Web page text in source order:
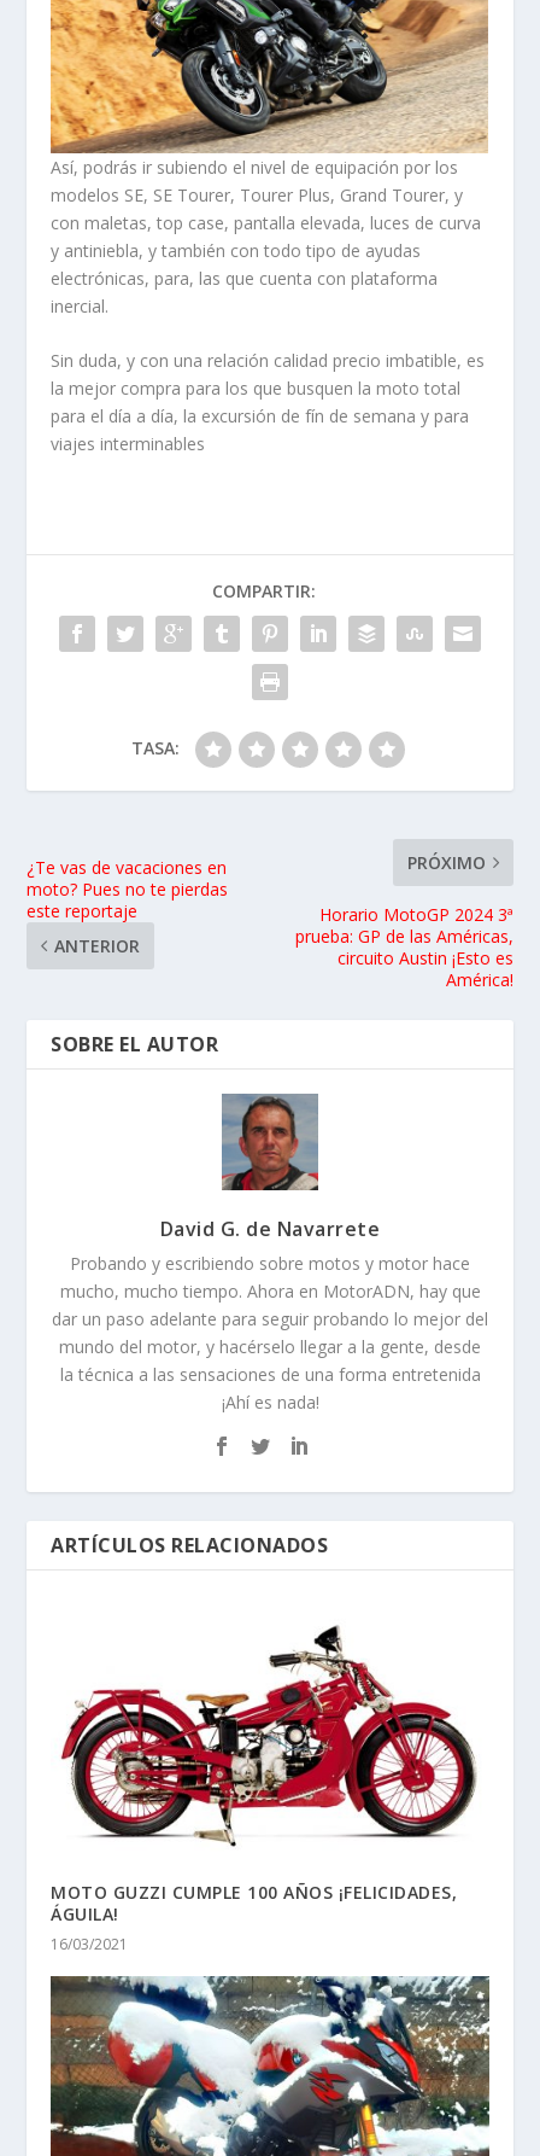
Así, podrás ir subiendo el nivel de equipación por los
modelos SE, SE Tourer, Tourer Plus, Grand Tourer, y
con maletas, top case, pantalla elevada, luces de curva
y antiniebla, y también con todo tipo de ayudas
electrónicas, para, las que cuenta con plataforma
inercial.
Sin duda, y con una relación calidad precio imbatible, es
la mejor compra para los que busquen la moto total
para el día a día, la excursión de fín de semana y para
viajes interminables
COMPARTIR:
TASA:
¿Te vas de vacaciones en
moto? Pues no te pierdas
este reportaje
ANTERIOR
PRÓXIMO
Horario MotoGP 2024 3ª
prueba: GP de las Américas,
circuito Austin ¡Esto es
América!
SOBRE EL AUTOR
David G. de Navarrete
Probando y escribiendo sobre motos y motor hace
mucho, mucho tiempo. Ahora en MotorADN, hay que
dar un paso adelante para seguir probando lo mejor del
mundo del motor, y hacérselo llegar a la gente, desde
la técnica a las sensaciones de una forma entretenida
¡Ahí es nada!
ARTÍCULOS RELACIONADOS
MOTO GUZZI CUMPLE 100 AÑOS ¡FELICIDADES,
ÁGUILA!
16/03/2021